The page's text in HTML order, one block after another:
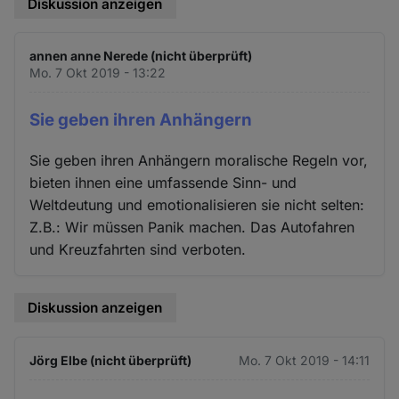
Diskussion anzeigen
annen anne Nerede (nicht überprüft)
Mo. 7 Okt 2019 - 13:22
Sie geben ihren Anhängern
Sie geben ihren Anhängern moralische Regeln vor,
bieten ihnen eine umfassende Sinn- und
Weltdeutung und emotionalisieren sie nicht selten:
Z.B.: Wir müssen Panik machen. Das Autofahren
und Kreuzfahrten sind verboten.
Diskussion anzeigen
Jörg Elbe (nicht überprüft) Mo. 7 Okt 2019 - 14:11